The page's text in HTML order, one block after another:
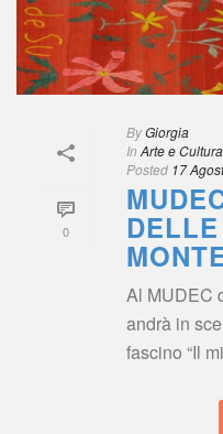
0
ByGiorgia
In Arte e Cultura
Posted 17
Al MUDEC
andrà in
fascino “Il